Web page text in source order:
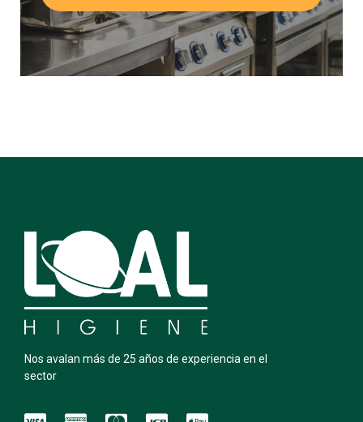
Nos avalan más de 25 años de experiencia en el
sector